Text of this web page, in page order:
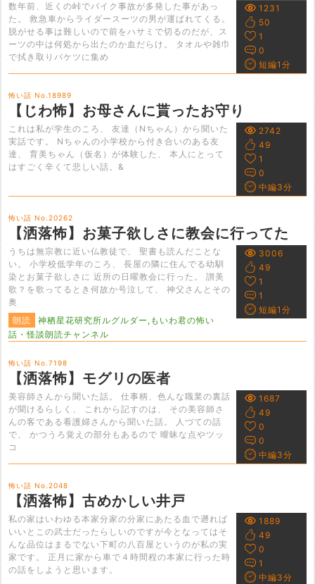
数年前、近くの峠でバイク事故が多発した事があっ
た。 救急車からライダースーツの男が運ばれてくる。
脱がせる事は難しいので前をハサミで切るのだが、ス
ーツの中は何処から出たのか血だらけ。 タオルや雑巾
で拭き取りバケツに集め
1231
50
1
0
短編1分
怖い話 No.18989
【じわ怖】お母さんに貰ったお守り
これは私が学生のころ、 友達（Nちゃん）から聞いた
実話です。 Nちゃんの小学校から付き合いのある友
達、 育美ちゃん（仮名）が体験した、 本人にとって
はすごく辛くて悲しい話。&
2742
49
1
0
中編3分
怖い話 No.20262
【洒落怖】お菓子欲しさに教会に行ってた
うちは無宗教に近い仏教徒で、 聖書も読んだことな
い。 小学校低学年のころ、 長屋の隣に住んでる幼馴
染とお菓子欲しさに 近所の日曜教会に行った。 讃美
歌？を歌ってるとき何故か号泣して、 神父さんとその
奥
朗読
神栖星花研究所ルグルダー,もいわ君の怖い
話・怪談朗読チャンネル
3006
49
1
1
短編1分
怖い話 No.7198
【洒落怖】モグリの医者
美容師さんから聞いた話。 仕事柄、色んな職業の裏話
が聞けるらしく、 これから記すのは、 その美容師さ
んの客である看護婦さんから聞いた話。 人づての話
で、 かつうろ覚えの部分もあるので 曖昧な点やツッ
コ
1687
49
0
0
中編3分
怖い話 No.2048
【洒落怖】古めかしい井戸
私の家はいわゆる本家分家の分家にあたる血で遡れば
いいとこの武士だったらしいのですが今となってはそ
んな品位はまるでない下町の八百屋というのが私の実
家です。 正月に家から車で４時間程の本家に行った時
の話をしようと思います。
1889
49
0
1
中編3分